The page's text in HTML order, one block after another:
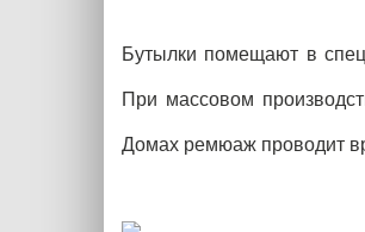
Бутылки помещают в
При массовом
Домах ремюаж проводит